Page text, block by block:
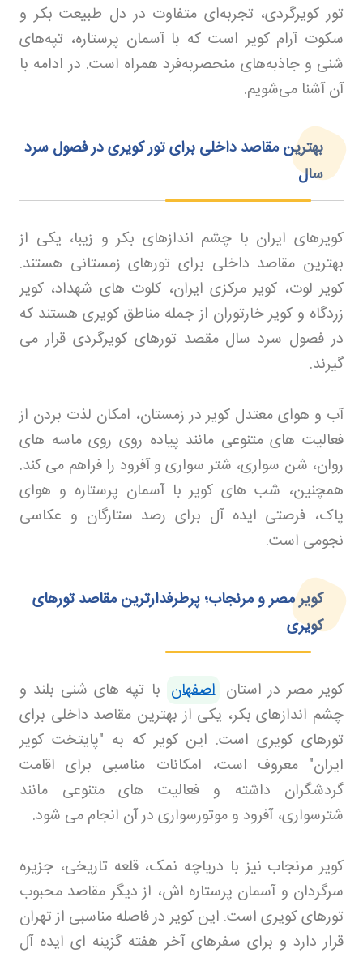
تور کویرگردی، تجربه‌ای متفاوت در دل طبیعت بکر و
سکوت آرام کویر است که با آسمان پرستاره، تپه‌های
شنی و جاذبه‌های منحصربه‌فرد همراه است. در ادامه با
آن آشنا می‌شویم.
بهترین مقاصد داخلی برای تور کویری در فصول سرد
سال
کویرهای ایران با چشم اندازهای بکر و زیبا، یکی از
بهترین مقاصد داخلی برای تورهای زمستانی هستند.
کویر لوت، کویر مرکزی ایران، کلوت های شهداد، کویر
زردگاه و کویر خارتوران از جمله مناطق کویری هستند که
در فصول سرد سال مقصد تورهای کویرگردی قرار می
گیرند.
آب و هوای معتدل کویر در زمستان، امکان لذت بردن از
فعالیت های متنوعی مانند پیاده روی روی ماسه های
روان، شن سواری، شتر سواری و آفرود را فراهم می کند.
همچنین، شب های کویر با آسمان پرستاره و هوای
پاک، فرصتی ایده آل برای رصد ستارگان و عکاسی
نجومی است.
کویر مصر و مرنجاب؛ پرطرفدارترین مقاصد تورهای
کویری
کویر مصر در استان اصفهان با تپه های شنی بلند و
چشم اندازهای بکر، یکی از بهترین مقاصد داخلی برای
تورهای کویری است. این کویر که به "پایتخت کویر
ایران" معروف است، امکانات مناسبی برای اقامت
گردشگران داشته و فعالیت های متنوعی مانند
شترسواری، آفرود و موتورسواری در آن انجام می شود.
کویر مرنجاب نیز با دریاچه نمک، قلعه تاریخی، جزیره
سرگردان و آسمان پرستاره اش، از دیگر مقاصد محبوب
تورهای کویری است. این کویر در فاصله مناسبی از تهران
قرار دارد و برای سفرهای آخر هفته گزینه ای ایده آل